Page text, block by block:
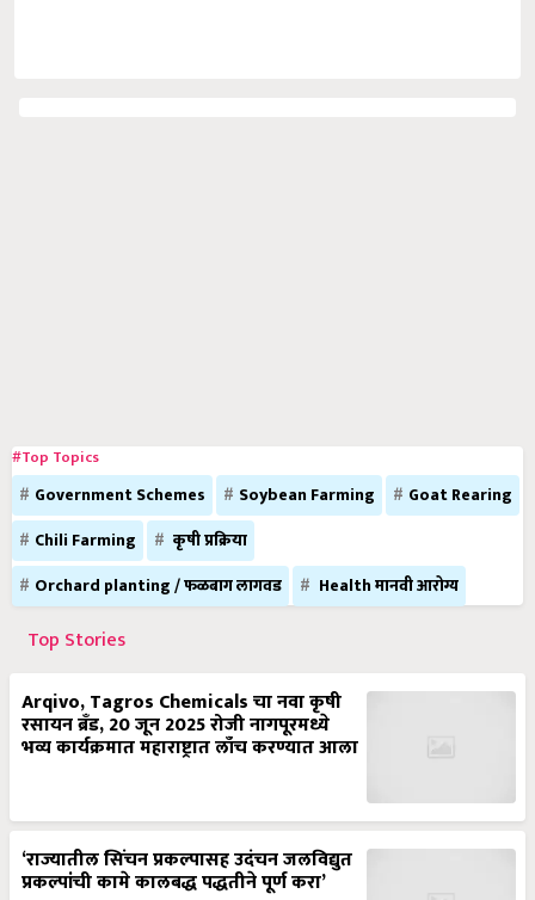
#Top Topics
Government Schemes Soybean Farming
Goat Rearing
Chili Farming
कृषी प्रक्रिया
Orchard planting / फळबाग लागवड
Health मानवी आरोग्य
Top Stories
Arqivo, Tagros Chemicals चा नवा कृषी
रसायन ब्रँड, 20 जून 2025 रोजी नागपूरमध्ये
भव्य कार्यक्रमात महाराष्ट्रात लाँच करण्यात आला
‘राज्यातील सिंचन प्रकल्पासह उदंचन जलविद्युत
प्रकल्पांची कामे कालबद्ध पद्धतीने पूर्ण करा’